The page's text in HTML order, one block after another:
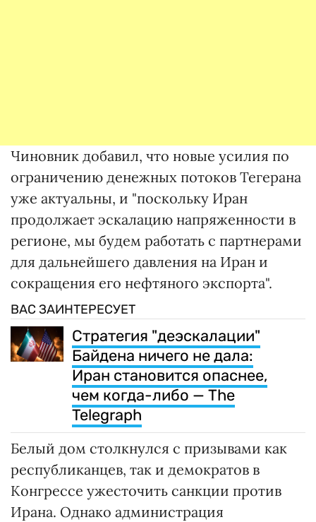
Чиновник добавил, что новые усилия по
ограничению денежных потоков Тегерана
уже актуальны, и "поскольку Иран
продолжает эскалацию напряженности в
регионе, мы будем работать с партнерами
для дальнейшего давления на Иран и
сокращения его нефтяного экспорта".
ВАС ЗАИНТЕРЕСУЕТ
Стратегия "деэскалации"
Байдена ничего не дала:
Иран становится опаснее,
чем когда-либо — The
Telegraph
Белый дом столкнулся с призывами как
республиканцев, так и демократов в
Конгрессе ужесточить санкции против
Ирана. Однако администрация